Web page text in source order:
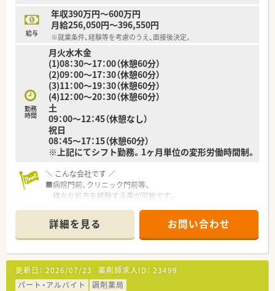
給与
年収390万円～600万円
月給256,050円～396,550円
※就業条件、経験等を考慮のうえ、面接後決定。
勤務
時間
月火水木金
(1)08：30～17：00（休憩60分）
(2)09：00～17：30（休憩60分）
(3)11：00～19：30（休憩60分）
(4)12：00～20：30（休憩60分）
土
09：00～12：45（休憩なし）
祝日
08：45～17：15（休憩60分）
※上記にてシフト勤務。1ヶ月単位の変形労働時間制。
＼ こんな会社です ／
■病院門前、クリニック門前等、
様々な処方を経験する事が可能です。
落ち着いた環境で業務に臨めます！
■実務実習指導施設となっており、
毎年複数名の薬学生の受入実績あり！
■幅広い年齢層の方が活躍中♪
生活スタイルに合わせた勤務も相談可能です。
■年間休日120日以上！
夏季休暇・年末年始休暇もしっかり取得可能♪
詳細を見る お問い合わせ
更新日： 2026/07/23 薬剤師求人ID： 23499
パート・アルバイト
調剤薬局